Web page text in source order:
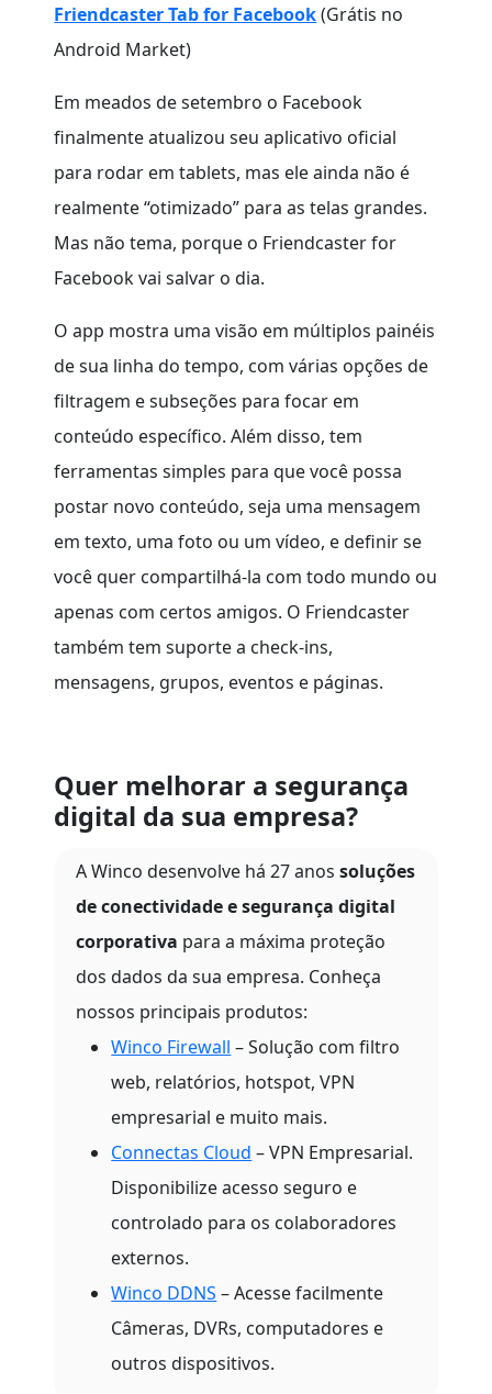
Friendcaster Tab for Facebook(Grátis no
Android Market)
Em meados de setembro o Facebook
finalmente atualizou seu aplicativo oficial
para rodar em tablets, mas ele ainda não é
realmente “otimizado” para as telas grandes.
Mas não tema, porque o Friendcaster for
Facebook vai salvar o dia.
O app mostra uma visão em múltiplos painéis
de sua linha do tempo, com várias opções de
filtragem e subseções para focar em
conteúdo específico. Além disso, tem
ferramentas simples para que você possa
postar novo conteúdo, seja uma mensagem
em texto, uma foto ou um vídeo, e definir se
você quer compartilhá-la com todo mundo ou
apenas com certos amigos. O Friendcaster
também tem suporte a check-ins,
mensagens, grupos, eventos e páginas.
Quer melhorar a segurança
digital da sua empresa?
A Winco desenvolve há 27 anossoluções
de conectividade e segurança digital
corporativa para a máxima proteção
dos dados da sua empresa. Conheça
nossos principais produtos:
Winco Firewall – Solução com filtro
web, relatórios, hotspot, VPN
empresarial e muito mais.
Connectas Cloud – VPN Empresarial.
Disponibilize acesso seguro e
controlado para os colaboradores
externos.
Winco DDNS – Acesse facilmente
Câmeras, DVRs, computadores e
outros dispositivos.